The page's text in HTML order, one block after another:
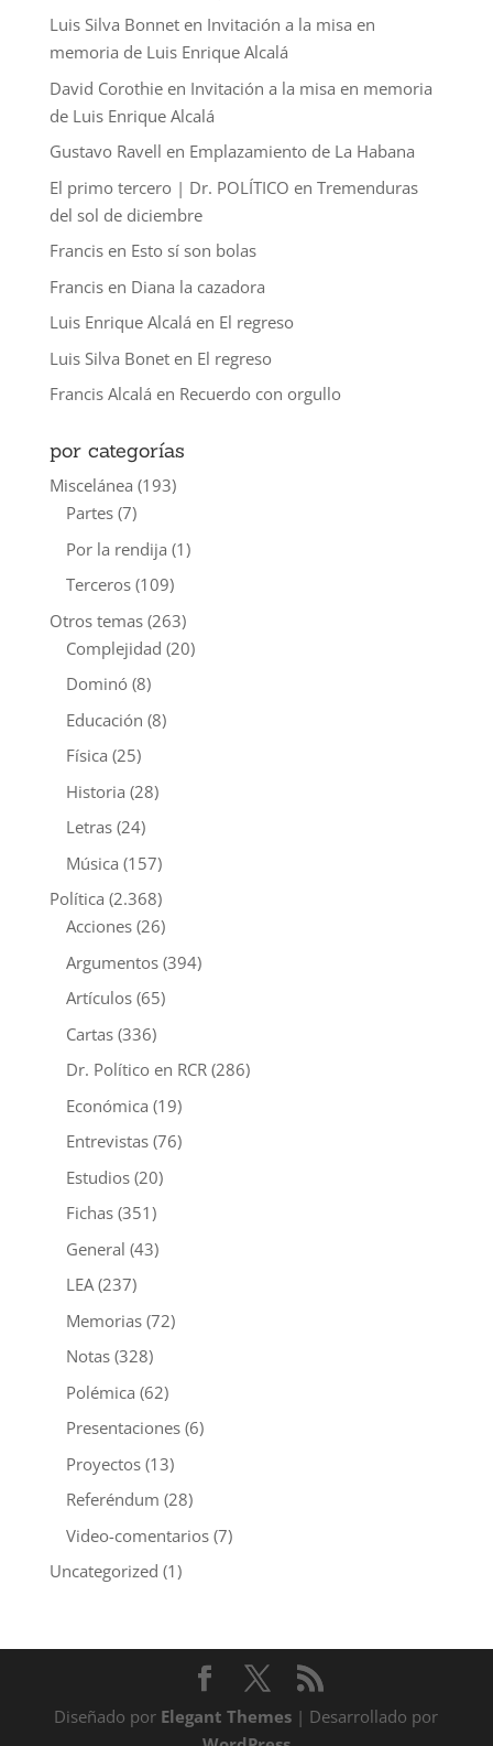
Luis Silva Bonneten Invitación a la misa en
memoria de Luis Enrique Alcalá
David Corothieen Invitación a la misa en memoria
de Luis Enrique Alcalá
Gustavo Ravell en Emplazamiento de La Habana
El primo tercero | Dr. POLÍTICO en Tremenduras
del sol de diciembre
Francisen Esto sí son bolas
Francisen Diana la cazadora
Luis Enrique Alcalá en El regreso
Luis Silva Boneten El regreso
Francis Alcalá en Recuerdo con orgullo
por categorías
Miscelánea (193)
Partes(7)
Por la rendija (1)
Terceros(109)
Otros temas(263)
Complejidad (20)
Dominó(8)
Educación (8)
Física (25)
Historia (28)
Letras(24)
Música (157)
Política (2.368)
Acciones(26)
Argumentos(394)
Artículos(65)
Cartas(336)
Dr. Político en RCR(286)
Económica (19)
Entrevistas(76)
Estudios(20)
Fichas(351)
General (43)
LEA(237)
Memorias(72)
Notas(328)
Polémica (62)
Presentaciones(6)
Proyectos(13)
Referéndum (28)
Video-comentarios(7)
Uncategorized (1)
Diseñado por Elegant Themes | Desarrollado por